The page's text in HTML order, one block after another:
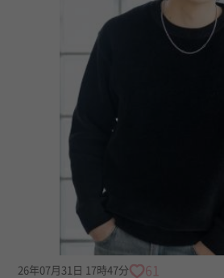
26年07月31日 17時47分 61